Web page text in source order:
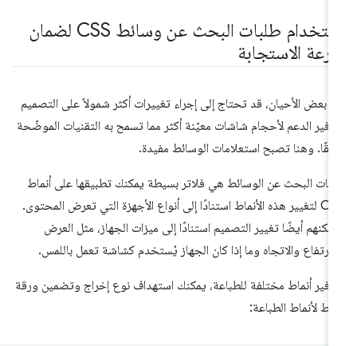
استخدام طلبات البحث عن وسائط CSS لضمان
الاستجابة
بعض الأحيان، قد تحتاج إلى إجراء تغييرات أكثر شمولاً على التصميم
الدعم لأحجام شاشات معيّنة أكثر مما تسمح به التقنيات الموضّحة
وهنا تصبح استعلامات الوسائط مفيدة.
البحث عن الوسائط هي فلاتر بسيطة يمكنك تطبيقها على أنماط
CSS لتغيير هذه الأنماط استنادًا إلى أنواع الأجهزة التي تعرض المحتوى.
أيضًا تغيير التصميم استنادًا إلى ميزات الجهاز، مثل العرض
والاتجاه وما إذا كان الجهاز يُستخدم كشاشة تعمل باللمس.
أنماط مختلفة للطباعة، يمكنك استهداف نوع إخراج وتضمين ورقة
لأنماط الطباعة: